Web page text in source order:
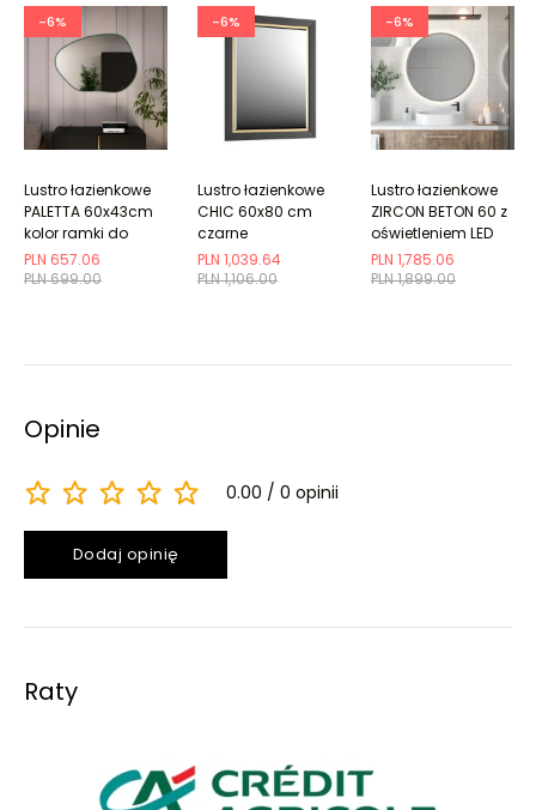
-6%
PLN 699.00
PLN 657.06
Lustro łazienkowe
PALETTA 60x43cm
kolor ramki do
wyboru
-6%
PLN 1,106.00
PLN 1,039.64
Lustro łazienkowe
CHIC 60x80 cm
czarne
półmat/złote
-6%
PLN 1,899.00
PLN 1,785.06
Lustro łazienkowe
ZIRCON BETON 60 z
oświetleniem LED
Opinie
0.00 0 opinii
Dodaj opinię
Raty